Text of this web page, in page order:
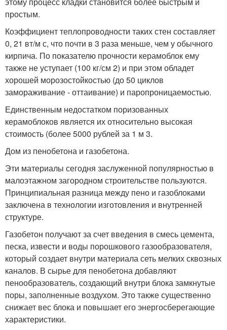
простым.
Коэффициент теплопроводности таких стен составляет
0, 21 вт/м с, что почти в 3 раза меньше, чем у обычного
кирпича. По показателю прочности керамоблок ему
также не уступает (100 кг/см 2) и при этом обладет
хорошей морозостойкостью (до 50 циклов
замораживание - оттаивание) и паропроницаемостью.
Единственным недостатком поризованных
керамоблоков является их относительно высокая
стоимость (более 5000 рублей за 1 м 3.
Дом из пенобетона и газобетона.
Эти материалы сегодня заслуженной популярностью в
малоэтажном загородном строительстве пользуются.
Принципиальная разница между пено и газоблоками
заключена в технологии изготовления и внутренней
структуре.
Газобетон получают за счет введения в смесь цемента,
песка, извести и воды порошкового газообразователя,
который создает внутри материала сеть мелких сквозных
каналов. В сырье для пенобетона добавляют
пенообразователь, создающий внутри блока замкнутые
поры, заполненные воздухом. Это также существенно
снижает вес блока и повышает его энергосберегающие
характеристики.